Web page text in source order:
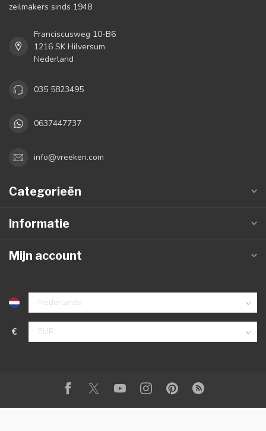
zeilmakers sinds 1948
Franciscusweg 10-B6
1216 SK Hilversum
Nederland
035 5823495
0637447737
info@vreeken.com
Categorieën
Informatie
Mijn account
€